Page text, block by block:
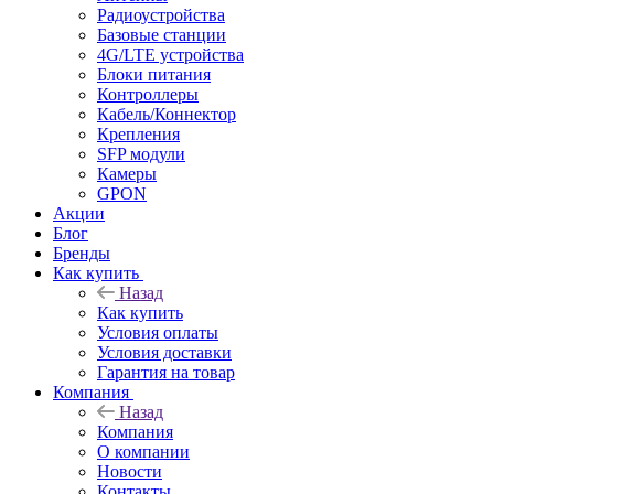
Радиоустройства
Базовые станции
4G/LTE устройства
Блоки питания
Контроллеры
Кабель/Коннектор
Крепления
SFP модули
Камеры
GPON
Акции
Блог
Бренды
Как купить
Назад
Как купить
Условия оплаты
Условия доставки
Гарантия на товар
Компания
Назад
Компания
О компании
Новости